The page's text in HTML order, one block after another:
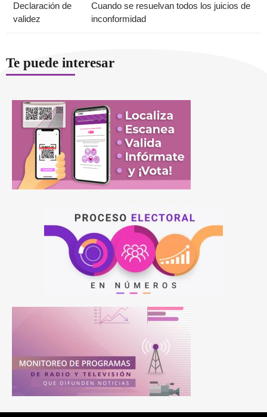
Declaración de
validez
Cuando se resuelvan todos los juicios de
inconformidad
Te puede interesar